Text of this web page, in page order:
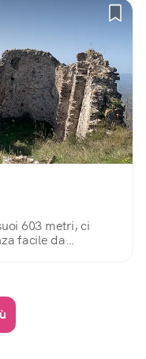
603 metri, ci
facile da